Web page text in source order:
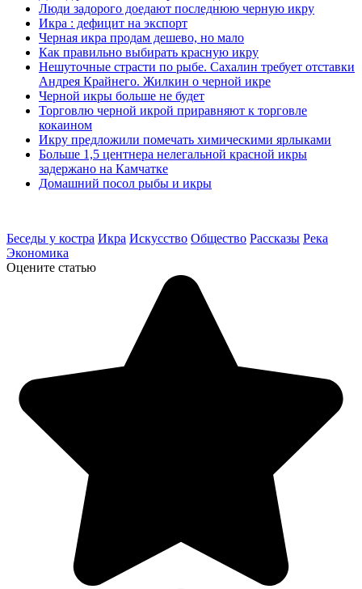
Люди задорого доедают последнюю черную икру
Икра : дефицит на экспорт
Черная икра продам дешево, но мало
Как правильно выбирать красную икру
Нешуточные страсти по рыбе. Сахалин требует отставки
Андрея Крайнего. Жилкин о черной икре
Черной икры больше не будет
Торговлю черной икрой приравняют к торговле
кокаином
Икру предложили помечать химическими ярлыками
Больше 1,5 центнера нелегальной красной икры
задержано на Камчатке
Домашний посол рыбы и икры
Беседы у костра Икра Искусство Общество Рассказы Река
Экономика
Оцените статью